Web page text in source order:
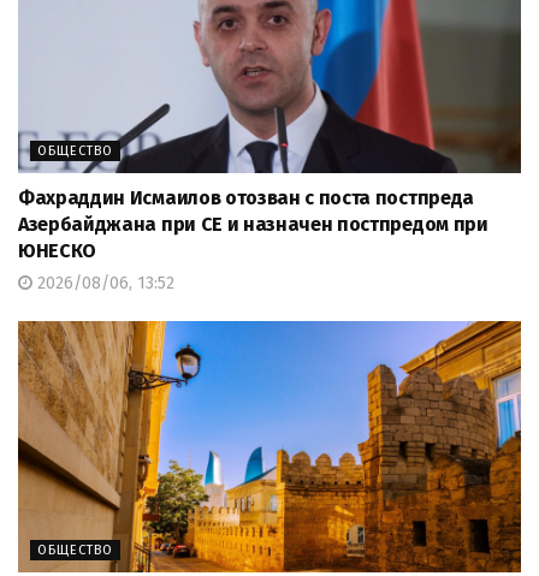
ОБЩЕСТВО
Фахраддин Исмаилов отозван с поста постпреда
Азербайджана при СЕ и назначен постпредом при
ЮНЕСКО
2026/08/06, 13:52
ОБЩЕСТВО